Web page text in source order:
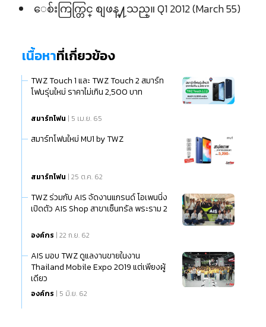
ေစ်းကြက္တြင္ စျဖန္႔သည္။ Q1 2012 (March 55)
เนื้อหาที่เกี่ยวข้อง
TWZ Touch 1 และ TWZ Touch 2 สมาร์ท
โฟนรุ่นใหม่ ราคาไม่เกิน 2,500 บาท
สมาร์ทโฟน | 5 เม.ย. 65
สมาร์ทโฟนใหม่ MU1 by TWZ
สมาร์ทโฟน | 25 ต.ค. 62
TWZ ร่วมกับ AIS จัดงานแกรนด์ โอเพนนิ่ง
เปิดตัว AIS Shop สาขาเซ็นทรัล พระราม 2
องค์กร | 22 ก.ย. 62
AIS มอบ TWZ ดูแลงานขายในงาน
Thailand Mobile Expo 2019 แต่เพียงผู้
เดียว
องค์กร | 5 มิ.ย. 62